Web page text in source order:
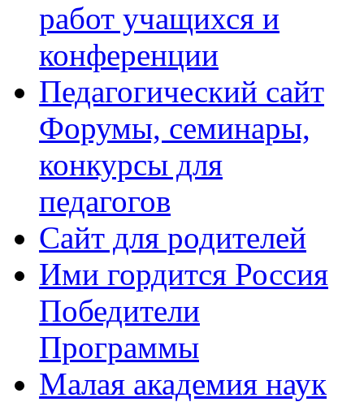
работ учащихся и
конференции
Педагогический сайт
Форумы, семинары,
конкурсы для
педагогов
Сайт для родителей
Ими гордится Россия
Победители
Программы
Малая академия наук